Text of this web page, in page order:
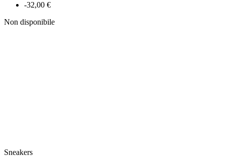
-32,00 €
Non disponibile
Sneakers